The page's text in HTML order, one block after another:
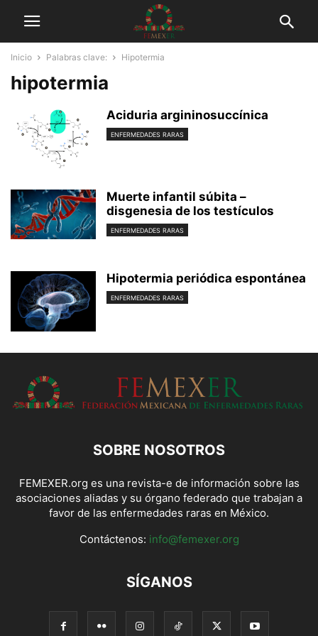
Inicio Palabras clave: Hipotermia
hipotermia
Aciduria argininosuccínica
ENFERMEDADES RARAS
Muerte infantil súbita –
disgenesia de los testículos
ENFERMEDADES RARAS
Hipotermia periódica espontánea
ENFERMEDADES RARAS
SOBRE NOSOTROS
FEMEXER.org es una revista-e de información sobre las
asociaciones aliadas y su órgano federado que trabajan a
favor de las enfermedades raras en México.
Contáctenos: info@femexer.org
SÍGANOS